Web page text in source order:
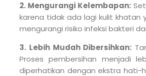
2. Mengurangi Kelembapan:
karena tidak ada lagi kulit khatan
mengurangi risiko infeksi bakteri
3. Lebih Mudah Dibersihkan:
Proses pembersihan menjadi
diperhatikan dengan ekstra hati-